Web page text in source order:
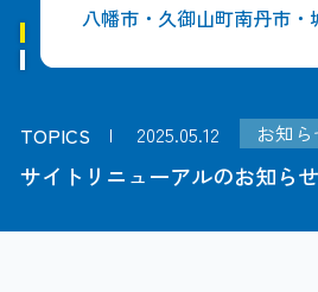
八幡市・久御山町南丹市
TOPICS 2025.05.12 お知ら
サイトリニューアルのお知らせ